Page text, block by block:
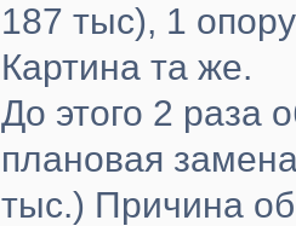
187 тыс), 1
Картина та же.
До этого 2 раза
плановая
тыс.) Причина